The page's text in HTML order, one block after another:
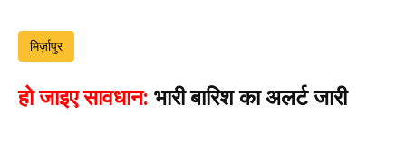
मिर्ज़ापुर
हो जाइए सावधान: भारी बारिश का अलर्ट जारी